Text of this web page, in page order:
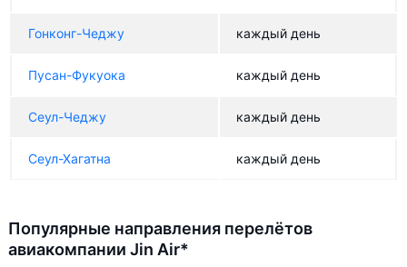
Гонконг-Чеджу каждый день
Пусан-Фукуока каждый день
Сеул-Чеджу каждый день
Сеул-Хагатна каждый день
Популярные направления перелётов
авиакомпании Jin Air*